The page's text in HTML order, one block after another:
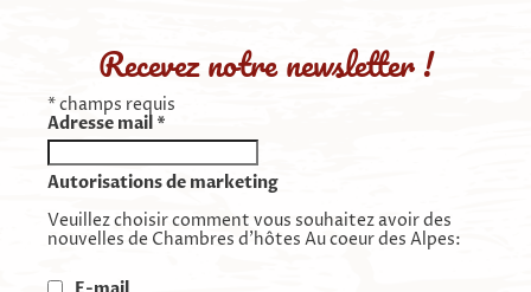
Recevez notre newsletter !
*champs requis
Adresse mail *
Autorisations de marketing
Veuillez choisir comment vous souhaitez avoir des
nouvelles de Chambres d'hôtes Au coeur des Alpes: